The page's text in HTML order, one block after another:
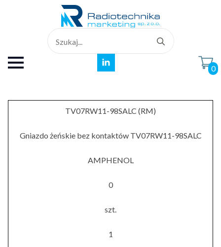
for:
0
TV07RW11-98SALC (RM)
Gniazdo żeńskie bez kontaktów TV07RW11-98SALC
AMPHENOL
0
szt.
1